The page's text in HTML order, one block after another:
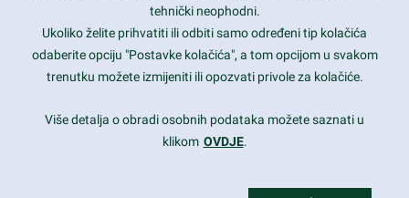
Daily: 9:00 am - 6:00 pm
Sunday: Closed
Copyright 2017FRESHFACE© All Rights Reserved
tehnički neophodni.
Ukoliko želite prihvatiti ili odbiti samo određeni tip kolačića
odaberite opciju "Postavke kolačića", a tom opcijom u svakom
trenutku možete izmijeniti ili opozvati privole za kolačiće.
Više detalja o obradi osobnih podataka možete saznati u
klikom OVDJE.